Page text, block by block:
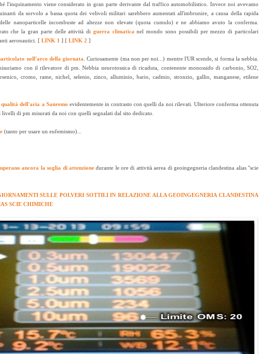
l'inquinamento viene considerato in gran parte derivante dal traffico automobilistico. Invece noi avevamo
da sorvolo a bassa quota dei velivoli militari sarebbero aumentati all'imbrunire, a causa della rapida
nanoparticelle incombuste ad altezze non elevate (quota cumulo) e ne abbiamo avuto la conferma.
che la gran parte delle attività di guerra climatica nel mondo sono possibili per mezzo di particolari
aeronautici. [ LINK 1 ] [ LINK 2 ]
nell'arco della giornata . Curiosamente (ma non per noi...) mentre l'UR scende, si forma la nebbia.
con il rilevatore di pm. Nebbia neurotossica di ricaduta, contenente monossido di carbonio, SO2,
cromo, rame, nichel, selenio, zinco, alluminio, bario, cadmio, stronzio, gallio, manganese, etilene
dell'aria a Sanremo evidentemente in contrasto con quelli da noi rilevati. Ulteriore conferma ottenuta
di pm misurati da noi con quelli segnalati dal sito dedicato.
(tanto per usare un eufemismo)...
ancora la soglia di attenzionedurante le ore di attività aerea di geoingegneria clandestina alias "scie
SULLE POLVERI SOTTILI IN RELAZIONE ALLA GEOINGEGNERIA CLANDESTINA
SCIE CHIMICHE